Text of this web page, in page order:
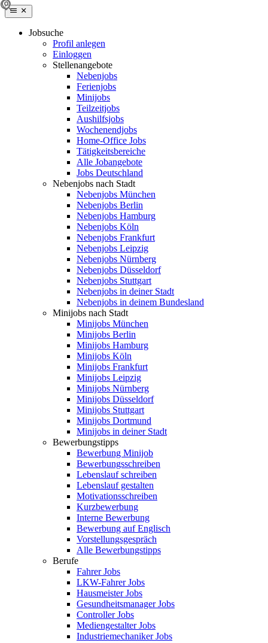
Jobsuche
Profil anlegen
Einloggen
Stellenangebote
Nebenjobs
Ferienjobs
Minijobs
Teilzeitjobs
Aushilfsjobs
Wochenendjobs
Home-Office Jobs
Tätigkeitsbereiche
Alle Jobangebote
Jobs Deutschland
Nebenjobs nach Stadt
Nebenjobs München
Nebenjobs Berlin
Nebenjobs Hamburg
Nebenjobs Köln
Nebenjobs Frankfurt
Nebenjobs Leipzig
Nebenjobs Nürnberg
Nebenjobs Düsseldorf
Nebenjobs Stuttgart
Nebenjobs in deiner Stadt
Nebenjobs in deinem Bundesland
Minijobs nach Stadt
Minijobs München
Minijobs Berlin
Minijobs Hamburg
Minijobs Köln
Minijobs Frankfurt
Minijobs Leipzig
Minijobs Nürnberg
Minijobs Düsseldorf
Minijobs Stuttgart
Minijobs Dortmund
Minijobs in deiner Stadt
Bewerbungstipps
Bewerbung Minijob
Bewerbungsschreiben
Lebenslauf schreiben
Lebenslauf gestalten
Motivationsschreiben
Kurzbewerbung
Interne Bewerbung
Bewerbung auf Englisch
Vorstellungsgespräch
Alle Bewerbungstipps
Berufe
Fahrer Jobs
LKW-Fahrer Jobs
Hausmeister Jobs
Gesundheitsmanager Jobs
Controller Jobs
Mediengestalter Jobs
Industriemechaniker Jobs